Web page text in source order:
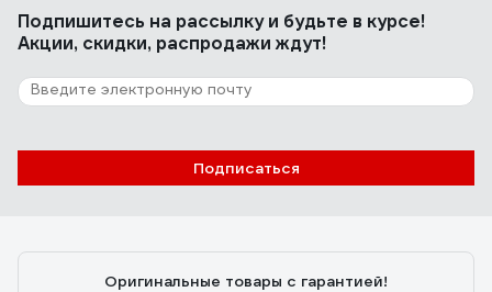
Подпишитесь на рассылкуи будьте в курсе!
Акции, скидки, распродажи ждут!
Подписаться
Оригинальные товары с гарантией!